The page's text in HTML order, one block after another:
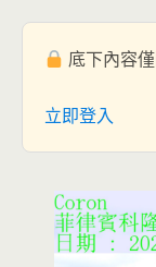
底下內容
立即登入